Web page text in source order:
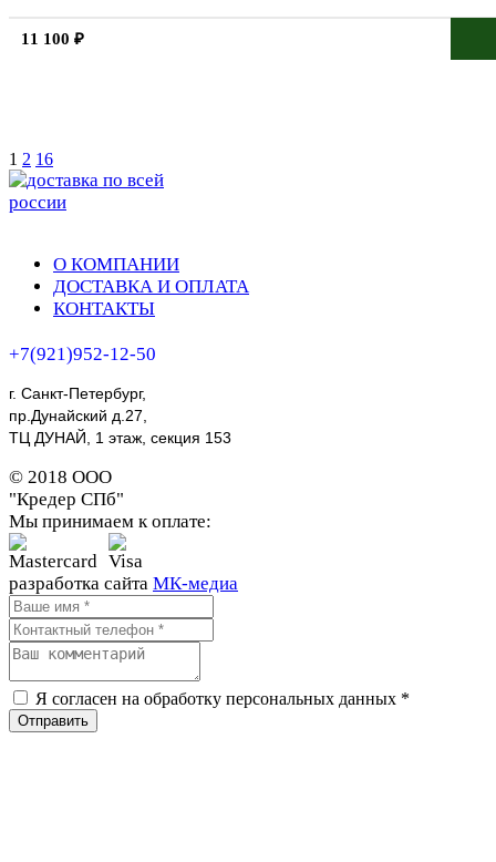
11 100 ₽
1 2 16
О КОМПАНИИ
ДОСТАВКА И ОПЛАТА
КОНТАКТЫ
+7(921)952-12-50
г. Санкт-Петербург,
пр.Дунайский д.27,
ТЦ ДУНАЙ, 1 этаж, секция 153
© 2018 ООО
"Кредер СПб"
Мы принимаем к оплате:
разработка сайта МК-медиа
Я согласен на обработку персональных данных *